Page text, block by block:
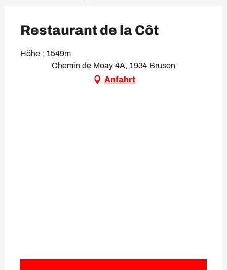
Restaurant de la Côt
Höhe : 1549m
Chemin de Moay 4A, 1934 Bruson
Anfahrt